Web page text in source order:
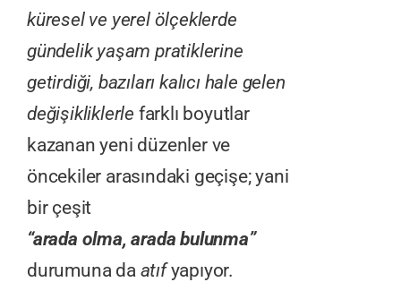
küresel ve yerel ölçeklerde
gündelik yaşam pratiklerine
getirdiği, bazıları kalıcı hale gelen
değişikliklerle farklı boyutlar
kazanan yeni düzenler ve
öncekiler arasındaki geçişe; yani
bir çeşit
“arada olma, arada bulunma”
durumuna da atıfyapıyor.